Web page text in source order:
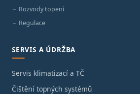
Rozvody topení
Regulace
SERVIS A ÚDRŽBA
Servis klimatizací a TČ
Čištění topných systémů